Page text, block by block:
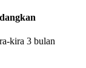
kira 3 bulan